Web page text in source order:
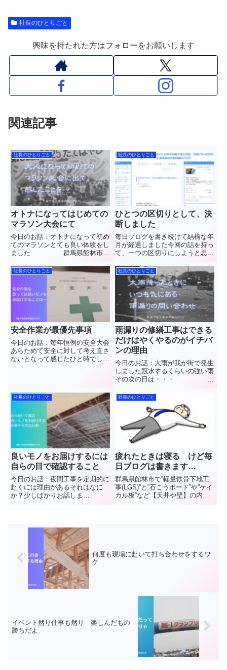
社長のひとりごと
興味を持たれた方はフォローをお願いします
関連記事
社長のひとりごと
オトナになってはじめての
マラソン大会にて
今日のお話：オトナになって初め
てのマラソンとても良い体験をし
ました 群馬県館林市
こうボード”や”ケイカル板”など
【天井や壁】の内装工事を施工し
ています(株)中島内装の中島と申
します普段見ることの...
社長のひとりごと
ひとつの区切りとして、決
断しました
毎日ブログを書き続けて結構な年
月が経過しました今回の話を持っ
て、一つの区切りにしようと思っ
ている方々にはご理解して頂ける
と幸いです群馬県館林市で”軽量
鉄骨下地工事(LGS)”と”石こうボ
ード”や”ケイカル板”な...
社長のひとりごと
安全作業が最優先事項
今日のお話：毎年恒例の安全大会
あらためて安全に対して考え直さ
ないとなって感じたひと時でし
や壁】の内装工事を施工していま
す(株)中島内装の中島...
社長のひとりごと
雨漏りの修繕工事はできる
だけはやくやるのがイチバ
ンの理由
今日のお話：大雨が我が街で発生
しました冠水するくらいの強い雨
その次の日は・・・ 群
(LGS)”と”石こうボード”や”ケイカ
ル板”など【天井や壁】の内装工
事を施工しています(株)中島内装
の中島と申します普...
社長のひとりごと
良いモノをお届けするには
自らの目で確認すること
今日のお話：夜間工事を定期的に
赴くには理由があるそれはなに
か？少しばかりお話しま
や壁】の内装工事を施工していま
す(株)中島内装の中島と申しま...
社長のひとりごと
疲れたときは寝る けど毎
日ブログは書きます…
群馬県館林市で”軽量鉄骨下地工
事(LGS)”と”石こうボード”や”ケイ
カル板”など【天井や壁】の内装
何度も現場に赴いて打ち合わせをするワ
ケ
イベント然り仕事も然り 楽しんだもの
勝ちだよ